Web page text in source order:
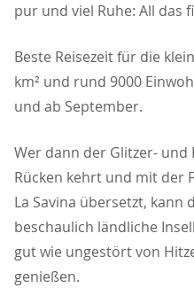
pur und viel Ruhe: All das
Beste Reisezeit für die
km² und rund 9000
und ab September.
Wer dann der Glitzer- und
Rücken kehrt und mit der
La Savina übersetzt, kann
beschaulich ländliche
gut wie ungestört von
genießen.